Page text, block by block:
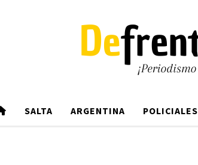
SALTA ARGENTINA POLICIALES